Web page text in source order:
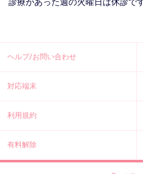
ヘルプ/お問い合わせ
対応端末
利用規約
有料解除